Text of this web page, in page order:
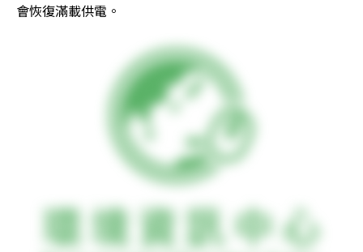
會恢復滿載供電。